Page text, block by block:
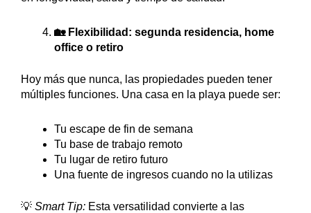
🏡 Flexibilidad: segunda residencia, home
office o retiro
Hoy más que nunca, las propiedades pueden tener
múltiples funciones. Una casa en la playa puede ser:
Tu escape de fin de semana
Tu base de trabajo remoto
Tu lugar de retiro futuro
Una fuente de ingresos cuando no la utilizas
💡 Smart Tip: Esta versatilidad convierte a las